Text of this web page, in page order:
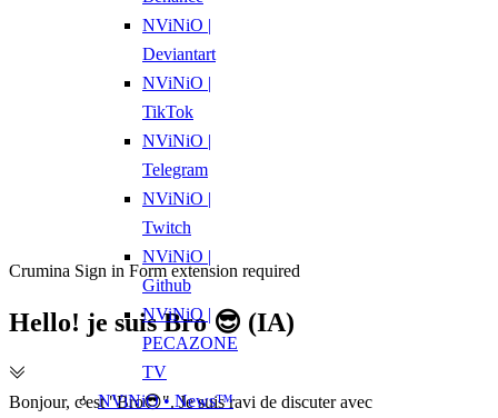
Crumina Sign in Form extension required
Hello! je suis Bro 😎 (IA)
Bonjour, c'est "Bro😎". Je suis ravi de discuter avec
NViNiO |
Deviantart
NViNiO |
TikTok
NViNiO |
Telegram
NViNiO |
Twitch
NViNiO |
Github
NViNiO |
PECAZONE
TV
NViNiO • News™